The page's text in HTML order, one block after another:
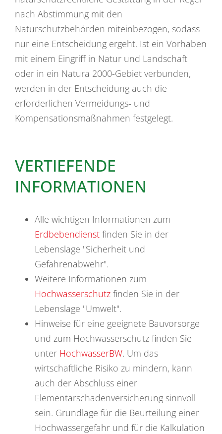
nach Abstimmung mit den
Naturschutzbehörden miteinbezogen, sodass
nur eine Entscheidung ergeht. Ist ein Vorhaben
mit einem Eingriff in Natur und Landschaft
oder in ein Natura 2000-Gebiet verbunden,
werden in der Entscheidung auch die
erforderlichen Vermeidungs- und
Kompensationsmaßnahmen festgelegt.
VERTIEFENDE
INFORMATIONEN
Alle wichtigen Informationen zum
Erdbebendienst finden Sie in der
Lebenslage "Sicherheit und
Gefahrenabwehr".
Weitere Informationen zum
Hochwasserschutz finden Sie in der
Lebenslage "Umwelt".
Hinweise für eine geeignete Bauvorsorge
und zum Hochwasserschutz finden Sie
unter HochwasserBW. Um das
wirtschaftliche Risiko zu mindern, kann
auch der Abschluss einer
Elementarschadenversicherung sinnvoll
sein. Grundlage für die Beurteilung einer
Hochwassergefahr und für die Kalkulation